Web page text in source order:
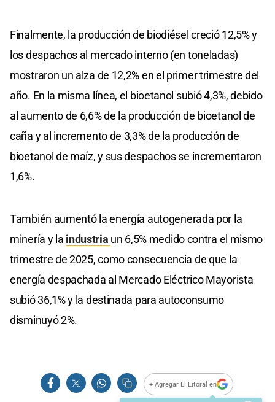
Finalmente, la producción de biodiésel creció 12,5% y
los despachos al mercado interno (en toneladas)
mostraron un alza de 12,2% en el primer trimestre del
año. En la misma línea, el bioetanol subió 4,3%, debido
al aumento de 6,6% de la producción de bioetanol de
caña y al incremento de 3,3% de la producción de
bioetanol de maíz, y sus despachos se incrementaron
1,6%.
También aumentó la energía autogenerada por la
minería y la industria un 6,5% medido contra el mismo
trimestre de 2025, como consecuencia de que la
energía despachada al Mercado Eléctrico Mayorista
subió 36,1% y la destinada para autoconsumo
disminuyó 2%.
+ Agregar El Litoral en